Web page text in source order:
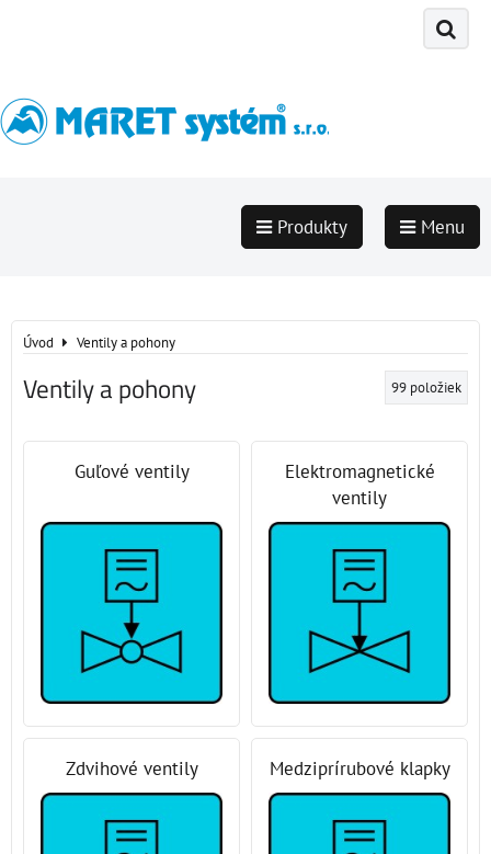
Produkty Menu
Úvod Ventily a pohony
Ventily a pohony 99 položiek
Guľové ventily
Elektromagnetické
ventily
Zdvihové ventily Medziprírubové klapky